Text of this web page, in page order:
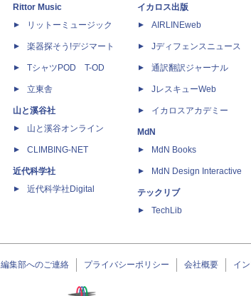
Rittor Music
リットーミュージック
楽器探そう!デジマート
TシャツPOD T-OD
立東舎
山と溪谷社
山と溪谷オンライン
CLIMBING-NET
近代科学社
近代科学社Digital
イカロス出版
AIRLINEweb
Jディフェンスニュース
通訳翻訳ジャーナル
JレスキューWeb
イカロスアカデミー
MdN
MdN Books
MdN Design Interactive
テックリブ
TechLib
編集部へのご連絡 プライバシーポリシー 会社概要 イ